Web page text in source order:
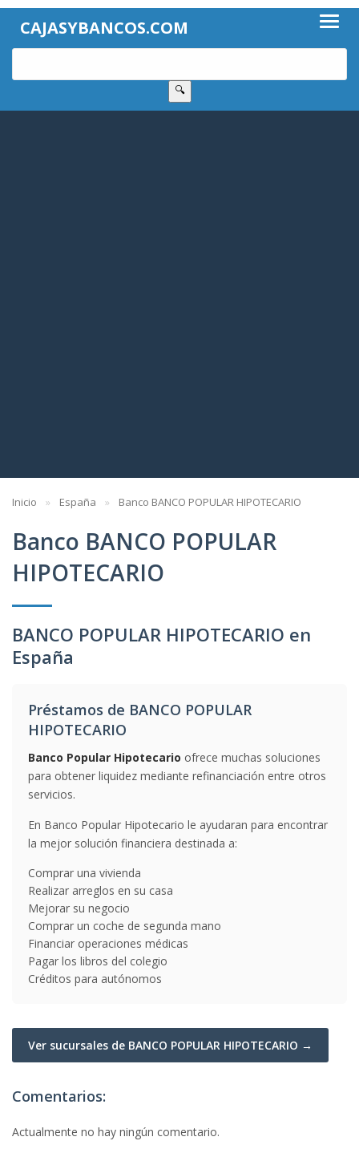
CAJASYBANCOS.COM
🔍
Inicio España Banco BANCO POPULAR HIPOTECARIO
Banco BANCO POPULAR
HIPOTECARIO
BANCO POPULAR HIPOTECARIO en
España
Préstamos de BANCO POPULAR
HIPOTECARIO
Banco Popular Hipotecario ofrece muchas soluciones
para obtener liquidez mediante refinanciación entre otros
servicios.
En Banco Popular Hipotecario le ayudaran para encontrar
la mejor solución financiera destinada a:
Comprar una vivienda
Realizar arreglos en su casa
Mejorar su negocio
Comprar un coche de segunda mano
Financiar operaciones médicas
Pagar los libros del colegio
Créditos para autónomos
Ver sucursales de BANCO POPULAR HIPOTECARIO →
Comentarios:
Actualmente no hay ningún comentario.